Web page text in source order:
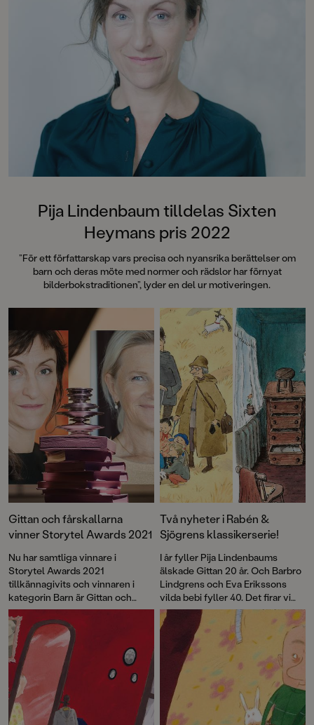
böcker för barn och
SvD"Mycket
särskilt att rutscha
Dahlbergs bilder
en enda sekund.
uppslag finns tusen
följa familjens hund
sniffande äventyr."
DN"En bok som
BTJ.
Pija Lindenbaum tilldelas Sixten
Heymans pris 2022
”För ett författarskap vars precisa och nyansrika berättelser om
barn och deras möte med normer och rädslor har förnyat
bilderbokstraditionen”, lyder en del ur motiveringen.
Gittan och fårskallarna
vinner Storytel Awards 2021
Nu har samtliga vinnare i
Storytel Awards 2021
tillkännagivits och vinnaren i
kategorin Barn är Gittan och
fårskallarna av Pija Lindenbaum,
inläst av skådespelaren Sissela
Kyle.
Två nyheter i Rabén &
Sjögrens klassikerserie!
I år fyller Pija Lindenbaums
älskade Gittan 20 år. Och Barbro
Lindgrens och Eva Erikssons
vilda bebi fyller 40. Det firar vi
med nyutgåvor av de första
böckerna som en del i vår
klassikerserie!